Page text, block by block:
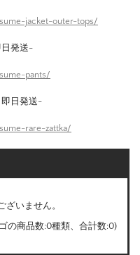
jacket-outer-tops/
日発送-
pants/
日発送-
rare-zattka/
ざいません。
の商品数:0種類、合計数:0)